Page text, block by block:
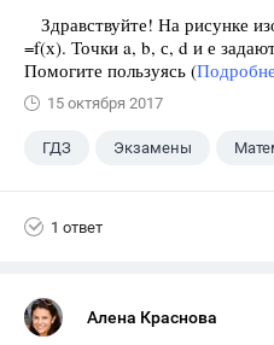
Здравствуйте! На рисунке
=f(х). Точки a, b, с, d и е
Помогите пользуясь (
15 октября 2017
ГДЗ Экзамены
1 ответ
Алена Краснова